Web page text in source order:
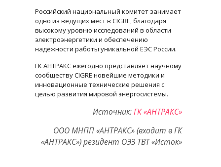
Российский национальный комитет занимает
одно из ведущих мест в CIGRE, благодаря
высокому уровню исследований в области
электроэнергетики и обеспечению
надежности работы уникальной ЕЭС России.
ГК АНТРАКС ежегодно представляет научному
сообществу CIGRE новейшие методики и
инновационные технические решения с
целью развития мировой энергосистемы.
Источник:ГК «АНТРАКС»
ООО МНПП «АНТРАКС» (входит в ГК
«АНТРАКС») резидент ОЭЗ ТВТ «Исток»